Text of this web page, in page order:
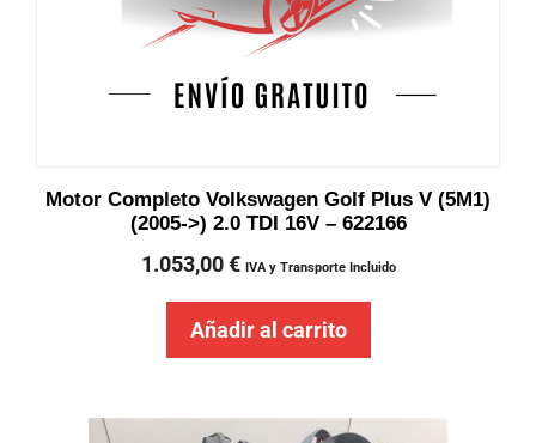
Motor Completo Volkswagen Golf Plus V (5M1)
(2005->) 2.0 TDI 16V – 622166
1.053,00€ IVA y Transporte Incluido
Añadir al carrito